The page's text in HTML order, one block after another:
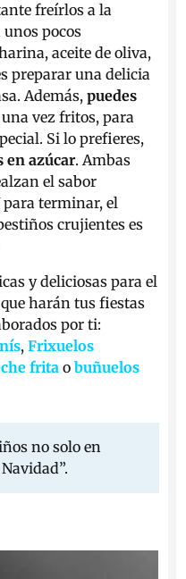
freírlos a la
pocos
aceite de oliva,
preparar una delicia
Además,puedes
una vez fritos, para
Si lo prefieres,
en azúcar. Ambas
el sabor
para terminar, el
crujientes es
y deliciosas para el
harán tus fiestas
por ti:
,Frixuelos
frita obuñuelos
no solo en